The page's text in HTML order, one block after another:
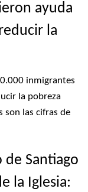
ayuda
la
inmigrantes
la pobreza
son las cifras de
de Santiago
la Iglesia: